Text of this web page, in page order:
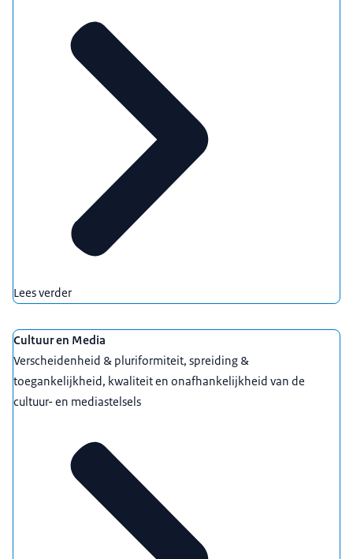
Lees verder
Cultuur en Media
Verscheidenheid & pluriformiteit, spreiding &
toegankelijkheid, kwaliteit en onafhankelijkheid van de
cultuur- en mediastelsels